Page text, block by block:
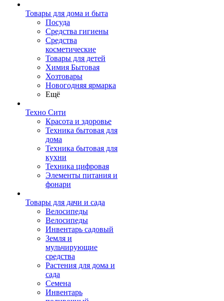
Товары для дома и быта
Посуда
Средства гигиены
Средства
косметические
Товары для детей
Химия Бытовая
Хозтовары
Новогодняя ярмарка
Ещё
Техно Сити
Красота и здоровье
Техника бытовая для
дома
Техника бытовая для
кухни
Техника цифровая
Элементы питания и
фонари
Товары для дачи и сада
Велосипеды
Велосипеды
Инвентарь садовый
Земля и
мульчирующие
средства
Растения для дома и
сада
Семена
Инвентарь